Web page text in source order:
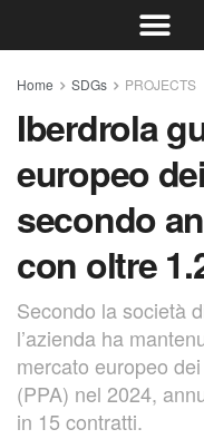
Home SDGs PROJECTS
Iberdrola
europeo
secondo
con oltre
Secondo la società
l’azienda ha
mercato europeo
(PPA) nel 2024,
in 15 contratti.